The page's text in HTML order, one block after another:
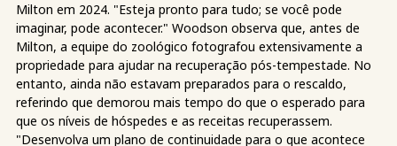
Milton em 2024. "Esteja pronto para tudo; se você pode
imaginar, pode acontecer." Woodson observa que, antes de
Milton, a equipe do zoológico fotografou extensivamente a
propriedade para ajudar na recuperação pós-tempestade. No
entanto, ainda não estavam preparados para o rescaldo,
referindo que demorou mais tempo do que o esperado para
que os níveis de hóspedes e as receitas recuperassem.
"Desenvolva um plano de continuidade para o que acontece